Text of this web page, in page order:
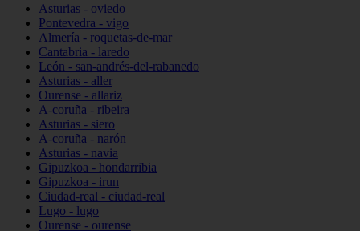
Asturias - oviedo
Pontevedra - vigo
Almería - roquetas-de-mar
Cantabria - laredo
León - san-andrés-del-rabanedo
Asturias - aller
Ourense - allariz
A-coruña - ribeira
Asturias - siero
A-coruña - narón
Asturias - navia
Gipuzkoa - hondarribia
Gipuzkoa - irun
Ciudad-real - ciudad-real
Lugo - lugo
Ourense - ourense